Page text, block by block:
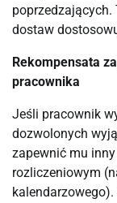
poprzedzających.
dostaw
Rekompensata
pracownika
Jeśli pracownik
dozwolonych
zapewnić mu
rozliczeniowym